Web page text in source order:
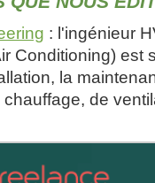
: l'ingénieur
Conditioning) est
la
de